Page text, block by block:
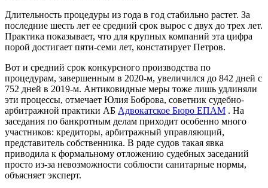
Длительность процедуры из года в год стабильно растет. За
последние шесть лет ее средний срок вырос с двух до трех лет.
Практика показывает, что для крупных компаний эта цифра
порой достигает пяти-семи лет, констатирует Петров.
Вот и средний срок конкурсного производства по
процедурам, завершенным в 2020-м, увеличился до 842 дней с
752 дней в 2019-м. Антиковидные меры тоже лишь удлиняли
эти процессы, отмечает Юлия Боброва, советник судебно-
арбитражной практики АБ Адвокатское Бюро ЕПАМ . На
заседания по банкротным делам приходит особенно много
участников: кредиторы, арбитражный управляющий,
представитель собственника. В ряде судов такая явка
приводила к формальному отложению судебных заседаний
просто из-за невозможности соблюсти санитарные нормы,
объясняет эксперт.